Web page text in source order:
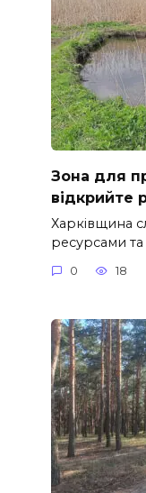
Зона для
відкрийте
Харківщина
ресурсами та
0 18